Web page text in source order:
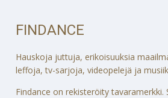
FINDANCE
Hauskoja juttuja, erikoisuuksia
leffoja, tv-sarjoja, videopelejä ja
Findance on rekisteröity tavaramerkki.